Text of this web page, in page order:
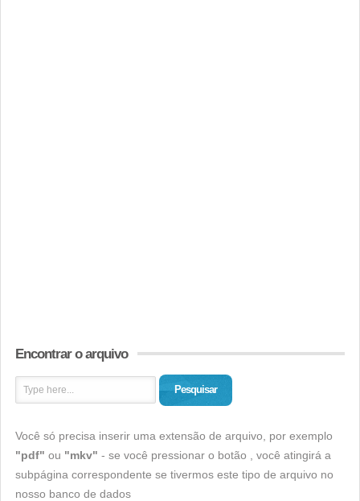
Encontrar o arquivo
Pesquisar
Você só precisa inserir uma extensão de arquivo, por exemplo
"pdf" ou "mkv" - se você pressionar o botão , você atingirá a
subpágina correspondente se tivermos este tipo de arquivo no
nosso banco de dados